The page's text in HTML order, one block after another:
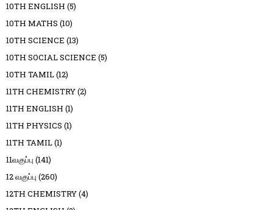
10TH ENGLISH (5)
10TH MATHS (10)
10TH SCIENCE (13)
10TH SOCIAL SCIENCE (5)
10TH TAMIL(12)
11TH CHEMISTRY(2)
11TH ENGLISH (1)
11TH PHYSICS (1)
11TH TAMIL(1)
11வகுப்பு (141)
12 வகுப்பு (260)
12TH CHEMISTRY(4)